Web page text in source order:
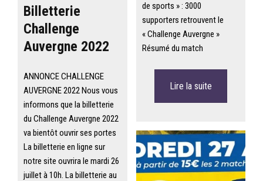
Billetterie
Challenge
Auvergne 2022
ANNONCE CHALLENGE
AUVERGNE 2022 Nous vous
informons que la billetterie
du Challenge Auvergne 2022
va bientôt ouvrir ses portes
La billetterie en ligne sur
notre site ouvrira le mardi 26
juillet à 10h. La billetterie au
de sports » : 3000
supporters retrouvent le
« Challenge Auvergne »
Résumé du match
Lire la suite